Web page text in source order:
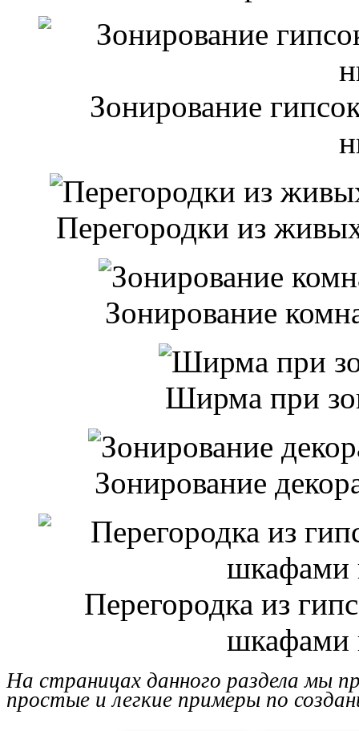
Зонирование
Перегородки из
Зонирование
Ширма при
Зонирование
Перегородка из
шкафами
На страницах данного раздела мы
простые и легкие примеры по